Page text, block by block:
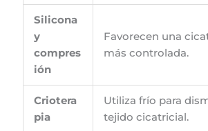
Silicona
y
compres
ión
Favorecen una
más controlada.
Criotera
pia
Utiliza frío para
tejido cicatricial.